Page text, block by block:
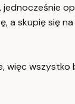
a skupię się